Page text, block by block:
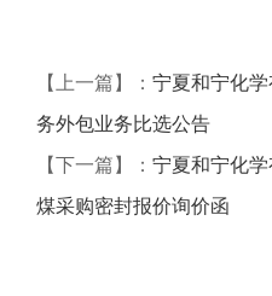
【上一篇】： 宁夏和宁化
务外包业务比选公告
【下一篇】： 宁夏和宁化学
煤采购密封报价询价函